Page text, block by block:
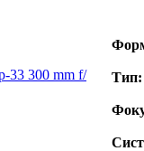
Тип: